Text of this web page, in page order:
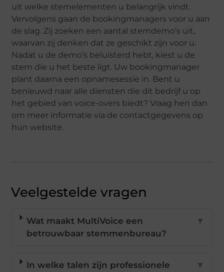
uit welke stemelementen u belangrijk vindt.
Vervolgens gaan de bookingmanagers voor u aan
de slag. Zij zoeken een aantal stemdemo’s uit,
waarvan zij denken dat ze geschikt zijn voor u.
Nadat u de demo’s beluisterd hebt, kiest u de
stem die u het beste ligt. Uw bookingmanager
plant daarna een opnamesessie in. Bent u
benieuwd naar alle diensten die dit bedrijf u op
het gebied van voice-overs biedt? Vraag hen dan
om meer informatie via de contactgegevens op
hun website.
Veelgestelde vragen
Wat maakt MultiVoice een
betrouwbaar stemmenbureau?
▼
In welke talen zijn professionele
▼